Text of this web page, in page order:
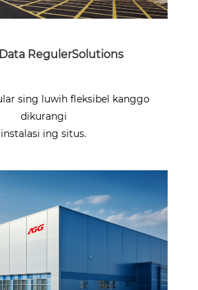
RegulerSolutions
sing luwih fleksibel kanggo
dikurangi
instalasi ing situs.